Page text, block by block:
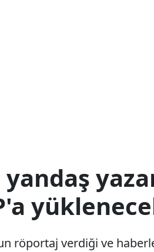
yandaş
röportaj verdiği ve